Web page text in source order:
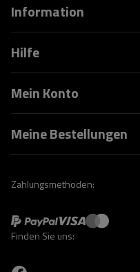
Information
Hilfe
Mein Konto
Meine Bestellungen
Zahlungsmethoden:
Finden Sie uns: